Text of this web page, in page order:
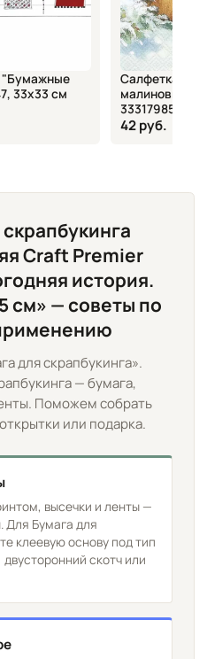
"Бумажные
33х33 см
Салфетка для
малиновка в
33317985,
42 руб.
Craft Premier
история.
см» — советы по
для скрапбукинга».
— бумага,
Поможем собрать
или подарка.
высечки и ленты —
Для Бумага для
клеевую основу под тип
скотч или